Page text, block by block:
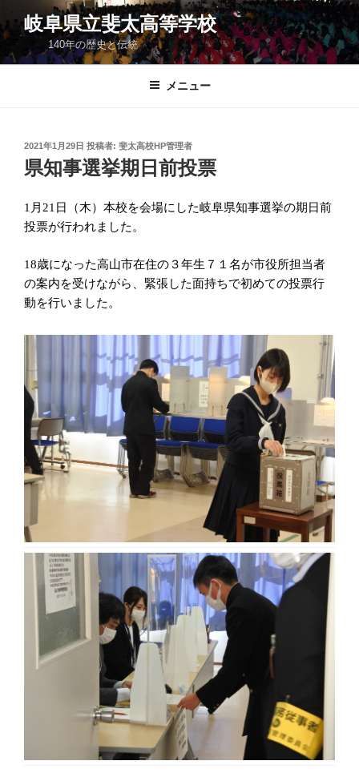
ン
ン
岐阜県立斐太高等学校
140年の歴史と伝統
メニュー
投
稿
日:
2021年1月29日 投稿者: 斐太高校HP管理者
県知事選挙期日前投票
1月 21 日（木）本校を会場にした岐阜県知事選挙の期日前
投票が行われました。
18歳になった高山市在住の３年生７１名が市役所担当者
の案内を受けながら、緊張した面持ちで初めての投票行
動を行いました。